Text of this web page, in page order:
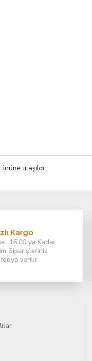
seçebilir, beklentinize
ulaşıldı...
Kargo
16:00 ya Kadar
Siparişleriniz
verilir.